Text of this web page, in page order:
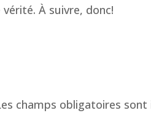
vérité. À suivre, donc!
champs obligatoires